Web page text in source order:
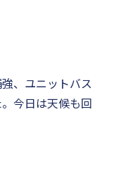
、ユニットバス
今日は天候も回